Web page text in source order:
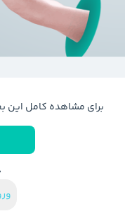
برای مشاهده کامل این